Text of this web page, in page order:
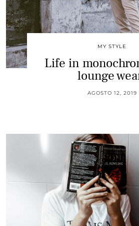
MY STYLE
Life in
lounge
AGOSTO 12, 2019